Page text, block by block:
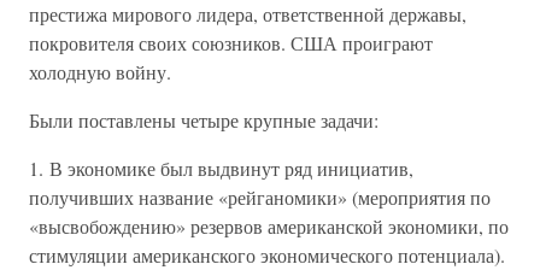
престижа мирового лидера, ответственной державы,
покровителя своих союзников. США проиграют
холодную войну.
Были поставлены четыре крупные задачи:
1. В экономике был выдвинут ряд инициатив,
получивших название «рейганомики» (мероприятия по
«высвобождению» резервов американской экономики, по
стимуляции американского экономического потенциала).